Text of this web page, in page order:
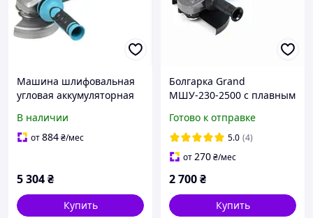
Машина шлифовальная
угловая аккумуляторная
двигателем, 1 АКБ и ЗУ
В наличии
от884₴/мес
5 304₴
Купить
Болгарка Grand
МШУ-230-2500 с плавным
Готово к отправке
5.0 (4)
от270₴/мес
2 700₴
Купить